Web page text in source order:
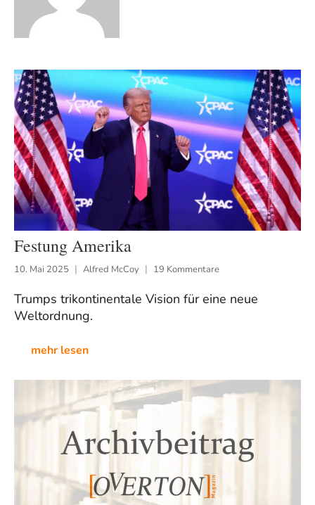
Festung Amerika
10. Mai 2025 Alfred McCoy 19 Kommentare
Trumps trikontinentale Vision für eine neue
Weltordnung.
mehr lesen